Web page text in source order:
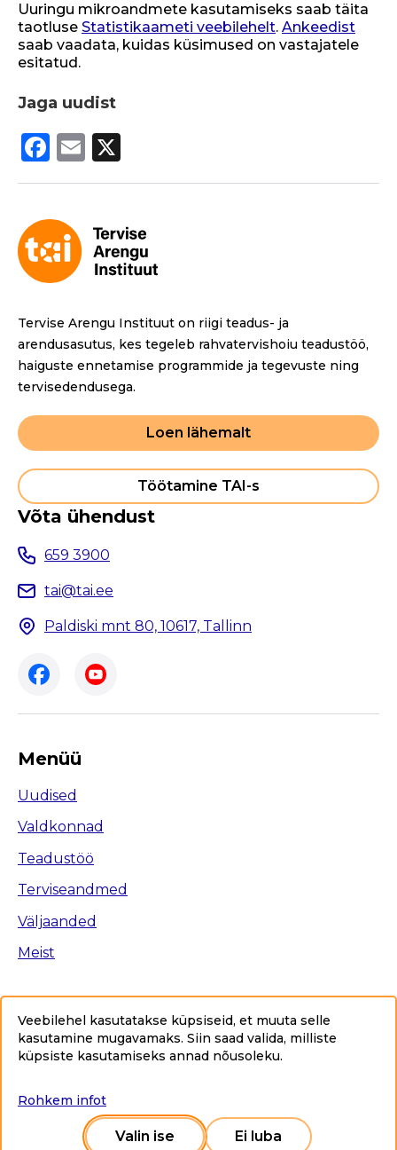
Uuringu mikroandmete kasutamiseks saab täita
taotluse Statistikaameti veebilehelt. Ankeedist
saab vaadata, kuidas küsimused on vastajatele
esitatud.
Jaga uudist
F
a
e
b
o
o
k
E
m
Tervise Arengu Instituut on riigi teadus- ja
arendusasutus, kes tegeleb rahvatervishoiu teadustöö,
haiguste ennetamise programmide ja tegevuste ning
tervisedendusega.
Loen lähemalt
Töötamine TAI-s
Võta ühendust
659 3900
tai@tai.ee
Paldiski mnt 80, 10617, Tallinn
Menüü
Uudised
Valdkonnad
Teadustöö
Terviseandmed
Väljaanded
Meist
Copyright © 2025 Tervise Arengu Instituut www.tai.ee.
Kõik õigused kaitstud.
Ligipääsetavus
Veebilehel kasutatakse küpsiseid, et muuta selle
kasutamine mugavamaks. Siin saad valida, milliste
küpsiste kasutamiseks annad nõusoleku.
Rohkem infot
Valin ise Ei luba